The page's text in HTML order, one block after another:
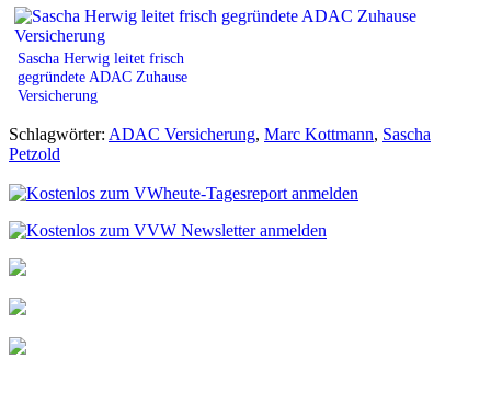
Sascha Herwig leitet frisch
gegründete ADAC Zuhause
Versicherung
Schlagwörter: ADAC Versicherung, Marc Kottmann, Sascha
Petzold